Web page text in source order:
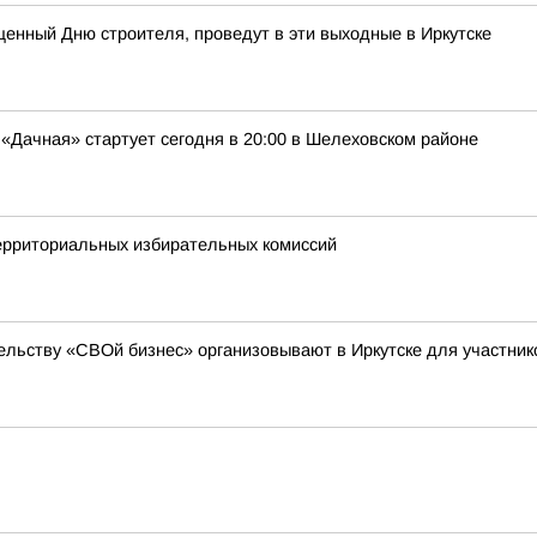
Дню строителя, проведут в эти выходные в Иркутске
стартует сегодня в 20:00 в Шелеховском районе
избирательных комиссий
«СВОй бизнес» организовывают в Иркутске для